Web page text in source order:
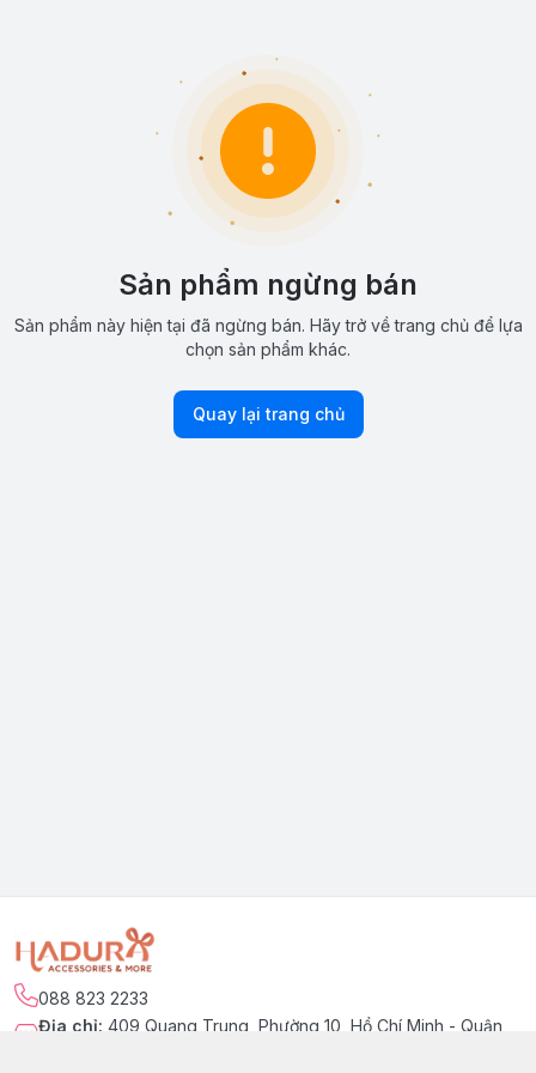
Sản phẩm ngừng bán
Sản phẩm này hiện tại đã ngừng bán. Hãy trở về trang chủ để lựa
chọn sản phẩm khác.
Quay lại trang chủ
088 823 2233
Địa chỉ: 409 Quang Trung, Phường 10, Hồ Chí Minh - Quận